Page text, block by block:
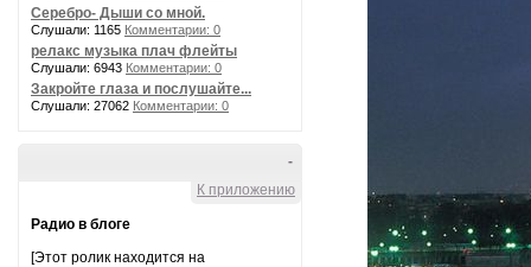
Серебро- Дыши со мной.
Слушали: 1165 Комментарии: 0
релакс музыка плач флейты
Слушали: 6943 Комментарии: 0
Закройте глаза и послушайте...
Слушали: 27062 Комментарии: 0
-
К приложению
Радио в блоге
[Этот ролик находится на